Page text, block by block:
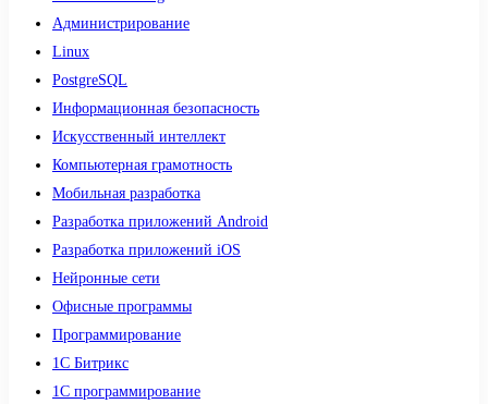
Администрирование
Linux
PostgreSQL
Информационная безопасность
Искусственный интеллект
Компьютерная грамотность
Мобильная разработка
Разработка приложений Android
Разработка приложений iOS
Нейронные сети
Офисные программы
Программирование
1С Битрикс
1С программирование